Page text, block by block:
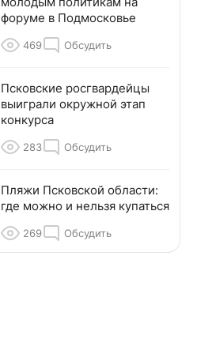
форуме в Подмосковье
469 Обсудить
Псковские росгвардейцы
выиграли окружной этап
конкурса
283 Обсудить
Пляжи Псковской области:
где можно и нельзя купаться
269 Обсудить